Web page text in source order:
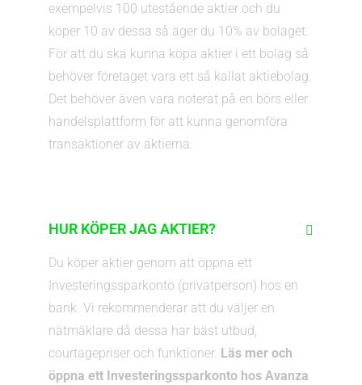
exempelvis 100 utestående aktier och du
köper 10 av dessa så äger du 10% av bolaget.
För att du ska kunna köpa aktier i ett bolag så
behöver företaget vara ett så kallat aktiebolag.
Det behöver även vara noterat på en börs eller
handelsplattform för att kunna genomföra
transaktioner av aktierna.
HUR KÖPER JAG AKTIER?
Du köper aktier genom att öppna ett
Investeringssparkonto (privatperson) hos en
bank. Vi rekommenderar att du väljer en
nätmäklare då dessa har bäst utbud,
courtagepriser och funktioner. Läs mer och
öppna ett Investeringssparkonto hos Avanza